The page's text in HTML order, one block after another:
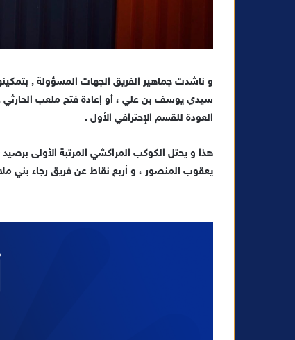
و ناشدت جماهير الفريق الجهات المسؤولة ,
سيدي يوسف بن علي ، أو إعادة فتح ملعب الحارثي
العودة للقسم الإحترافي الأول .
يعقوب المنصور ، و أربع نقاط عن فريق رجاء بني